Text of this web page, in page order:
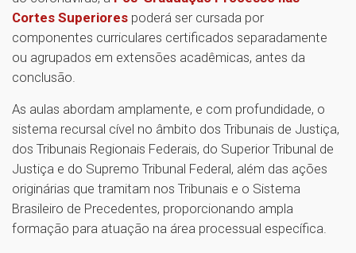
Cortes Superiores poderá ser cursada por
componentes curriculares certificados separadamente
ou agrupados em extensões acadêmicas, antes da
conclusão.
As aulas abordam amplamente, e com profundidade, o
sistema recursal cível no âmbito dos Tribunais de Justiça,
dos Tribunais Regionais Federais, do Superior Tribunal de
Justiça e do Supremo Tribunal Federal, além das ações
originárias que tramitam nos Tribunais e o Sistema
Brasileiro de Precedentes, proporcionando ampla
formação para atuação na área processual específica.
1